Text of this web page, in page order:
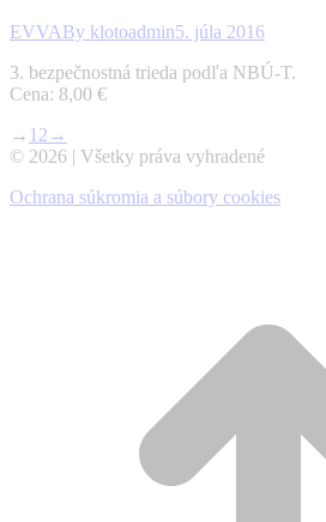
EVVABy klotoadmin5. júla 2016
3. bezpečnostná trieda podľa NBÚ-T.
Cena: 8,00 €
→ 1 2 →
© 2026 | Všetky práva vyhradené
Ochrana súkromia a súbory cookies